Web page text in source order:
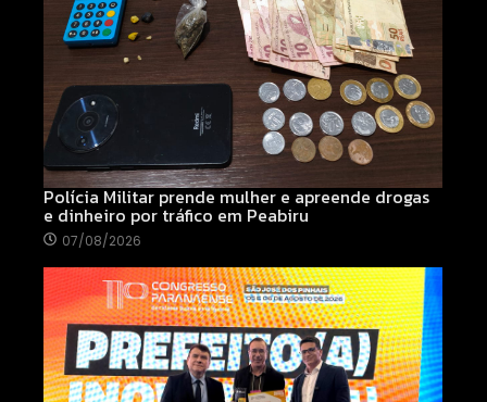
Polícia Militar prende mulher e apreende drogas
e dinheiro por tráfico em Peabiru
07/08/2026